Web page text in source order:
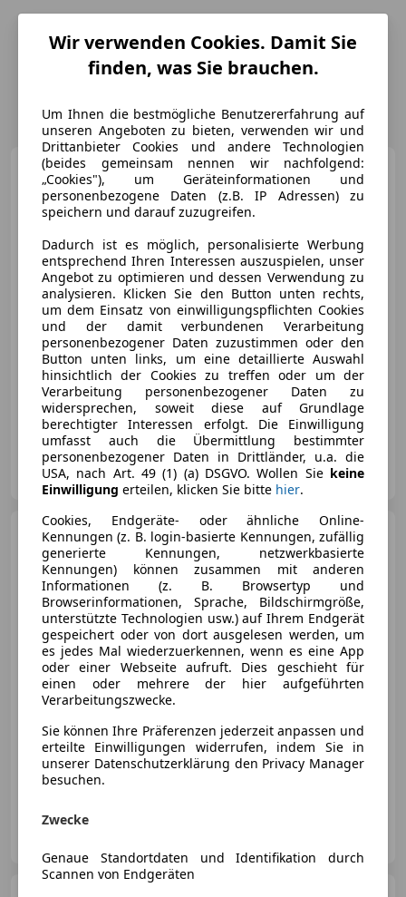
BMW 318
i Touring Aut. |
SPORTSITZE
€ 26 490 1
07/2023 89 300 km Benzin
115 kW (156 PS)
Zustandsbericht auf www.kfzsitz.at - Sicher kaufen
Sitz KFZ- Handels GmbH
AT-4053 Haid
BMW X1 xDrive18d M-Paket
Aut.
€ 11 490
11/2015 206 700 km Diesel
105 kW (143 PS)
Zustandsbericht auf www.kfzsitz.at - Sicher kaufen
Sitz KFZ- Handels GmbH
Wir verwenden Cookies. Damit Sie
finden, was Sie brauchen.
Um Ihnen die bestmögliche Benutzererfahrung auf
unseren Angeboten zu bieten, verwenden wir und
Drittanbieter Cookies und andere Technologien
(beides gemeinsam nennen wir nachfolgend:
„Cookies"), um Geräteinformationen und
personenbezogene Daten (z.B. IP Adressen) zu
speichern und darauf zuzugreifen.
Dadurch ist es möglich, personalisierte Werbung
entsprechend Ihren Interessen auszuspielen, unser
Angebot zu optimieren und dessen Verwendung zu
analysieren. Klicken Sie den Button unten rechts,
um dem Einsatz von einwilligungspflichten Cookies
und der damit verbundenen Verarbeitung
personenbezogener Daten zuzustimmen oder den
Button unten links, um eine detaillierte Auswahl
hinsichtlich der Cookies zu treffen oder um der
Verarbeitung personenbezogener Daten zu
widersprechen, soweit diese auf Grundlage
berechtigter Interessen erfolgt. Die Einwilligung
umfasst auch die Übermittlung bestimmter
personenbezogener Daten in Drittländer, u.a. die
USA, nach Art. 49 (1) (a) DSGVO. Wollen Sie keine
Einwilligung erteilen, klicken Sie bitte hier.
Cookies, Endgeräte- oder ähnliche Online-
Kennungen (z. B. login-basierte Kennungen, zufällig
generierte Kennungen, netzwerkbasierte
Kennungen) können zusammen mit anderen
Informationen (z. B. Browsertyp und
Browserinformationen, Sprache, Bildschirmgröße,
unterstützte Technologien usw.) auf Ihrem Endgerät
gespeichert oder von dort ausgelesen werden, um
es jedes Mal wiederzuerkennen, wenn es eine App
oder einer Webseite aufruft. Dies geschieht für
einen oder mehrere der hier aufgeführten
Verarbeitungszwecke.
Sie können Ihre Präferenzen jederzeit anpassen und
erteilte Einwilligungen widerrufen, indem Sie in
unserer Datenschutzerklärung den Privacy Manager
besuchen.
Zwecke
Genaue Standortdaten und Identifikation durch
Scannen von Endgeräten